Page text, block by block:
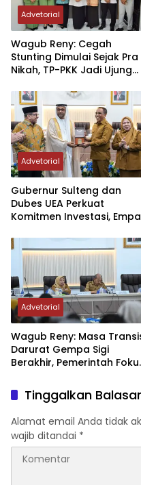
Advetorial
Wagub Reny: Cegah
Stunting Dimulai Sejak Pra
Nikah, TP-PKK Jadi Ujung
Advetorial
Gubernur Sulteng dan
Dubes UEA Perkuat
Komitmen Investasi,
Advetorial
Wagub Reny: Masa
Darurat Gempa Sigi
Berakhir, Pemerintah
Tinggalkan
Alamat email Anda tidak
wajib ditandai *